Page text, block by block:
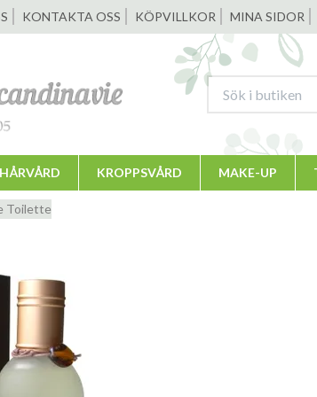
KONTAKTA OSS KÖPVILLKOR MINA SIDOR
HÅRVÅRD KROPPSVÅRD MAKE-UP
Toilette